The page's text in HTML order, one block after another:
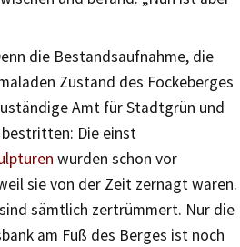
die Bestandsaufnahme, die
Zustand des Fockeberges
Amt für Stadtgrün und
Die einst
wurden schon vor
sie von der Zeit zernagt waren.
sämtlich zertrümmert. Nur die
am Fuß des Berges ist noch